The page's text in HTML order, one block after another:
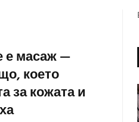
е масаж —
което
за кожата и